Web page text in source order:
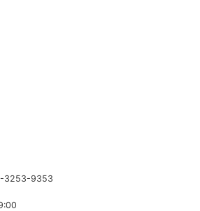
3253-9353